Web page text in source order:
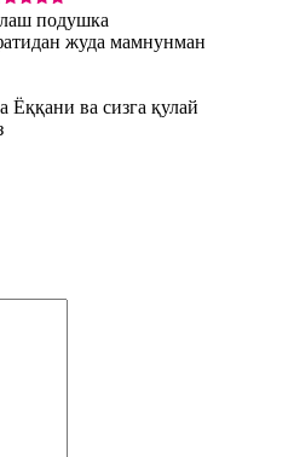
подушка
жуда мамнунман
Ёққани ва сизга қулай